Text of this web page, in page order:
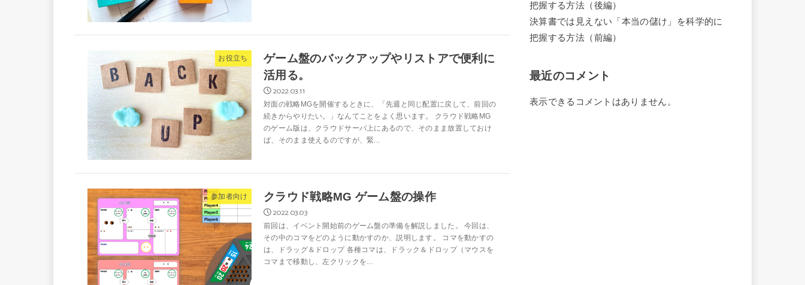
お役立ち
ゲーム盤のバックアップやリストアで便利に
活用る。
2022.03.11
対面の戦略MGを開催するときに、「先週と同じ配置に戻して、前回の
続きからやりたい。」なんてことをよく思います。 クラウド戦略MG
のゲーム版は、クラウドサーバ上にあるので、そのまま放置しておけ
ば、そのまま使えるのですが、緊...
参加者向け
クラウド戦略MG ゲーム盤の操作
2022.03.03
前回は、イベント開始前のゲーム盤の準備を解説しました。 今回は、
その中のコマをどのように動かすのか、説明します。 コマを動かすの
は、ドラッグ＆ドロップ 各種コマは、ドラック＆ドロップ（マウスを
コマまで移動し、左クリックを...
把握する方法（後編）
決算書では見えない「本当の儲け」を科学的に
把握する方法（前編）
最近のコメント
表示できるコメントはありません。